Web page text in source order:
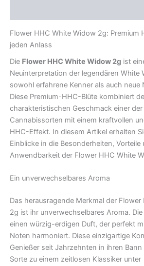
Flower HHC White Widow 2g: Premium
jeden Anlass
Die Flower HHC White Widow 2g ist
Neuinterpretation der legendären White
sowohl erfahrene Kenner als auch neue
Diese Premium-HHC-Blüte kombiniert
charakteristischen Geschmack einer
Cannabissorten mit einem kraftvollen
HHC-Effekt. In diesem Artikel erhalten
Einblicke in die Besonderheiten, Vorteile
Anwendbarkeit der Flower HHC White
Ein unverwechselbares Aroma
Das herausragende Merkmal der
2g ist ihr unverwechselbares Aroma.
einen würzig-erdigen Duft, der perfekt
Noten harmoniert. Diese einzigartige
Genießer seit Jahrzehnten in ihren
Sorte zu einem zeitlosen Klassiker unter